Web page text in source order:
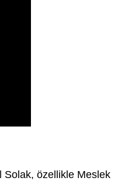
Solak, özellikle Meslek